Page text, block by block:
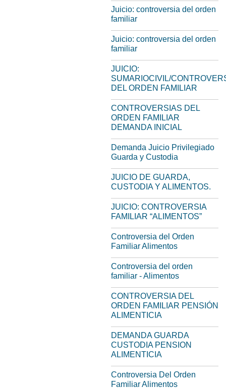
Juicio: controversia del orden
familiar
Juicio: controversia del orden
familiar
JUICIO:
SUMARIOCIVIL/
DEL ORDEN FAMILIAR
CONTROVERSIAS DEL
ORDEN FAMILIAR
DEMANDA INICIAL
Demanda Juicio Privilegiado
Guarda y Custodia
JUICIO DE GUARDA,
CUSTODIA Y ALIMENTOS.
JUICIO: CONTROVERSIA
FAMILIAR “ALIMENTOS”
Controversia del Orden
Familiar Alimentos
Controversia del orden
familiar - Alimentos
CONTROVERSIA DEL
ORDEN FAMILIAR PENSIÓN
ALIMENTICIA
DEMANDA GUARDA
CUSTODIA PENSION
ALIMENTICIA
Controversia Del Orden
Familiar Alimentos